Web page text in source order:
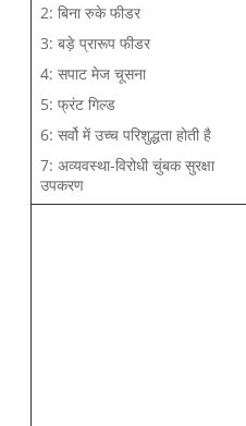
2: बिना रुके फीडर
3: बड़े प्रारूप फीडर
4: सपाट मेज चूसना
5: फ्रंट गिल्ड
6: सर्वो में उच्च परिशुद्धता होती है
7: अव्यवस्था-विरोधी चुंबक सुरक्षा
उपकरण